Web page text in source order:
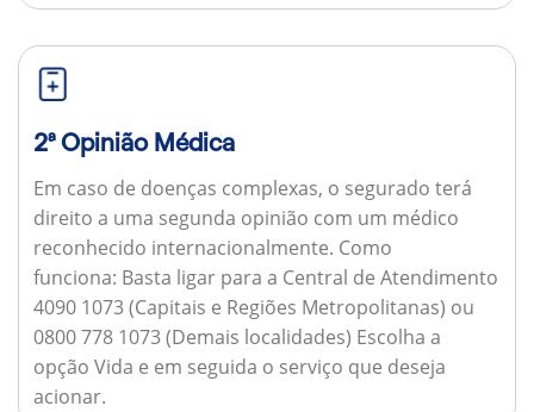
2ª Opinião Médica
Em caso de doenças complexas, o segurado terá
direito a uma segunda opinião com um médico
reconhecido internacionalmente. Como
funciona: Basta ligar para a Central de Atendimento
4090 1073 (Capitais e Regiões Metropolitanas) ou
0800 778 1073 (Demais localidades) Escolha a
opção Vida e em seguida o serviço que deseja
acionar.